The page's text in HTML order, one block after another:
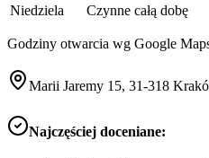
Niedziela
Czynne całą dobę
Godziny otwarcia wg Google
Marii Jaremy 15, 31-318
Najczęściej doceniane: